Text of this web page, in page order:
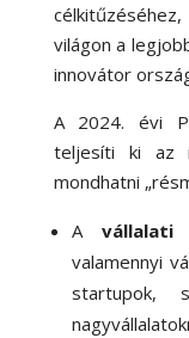
világon a
innovátor
A 2024. évi
teljesíti ki az
mondhatni
A vállalati
valamennyi
startupok,